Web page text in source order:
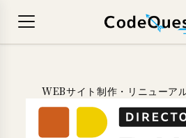
WEBサイト制作・リニューア